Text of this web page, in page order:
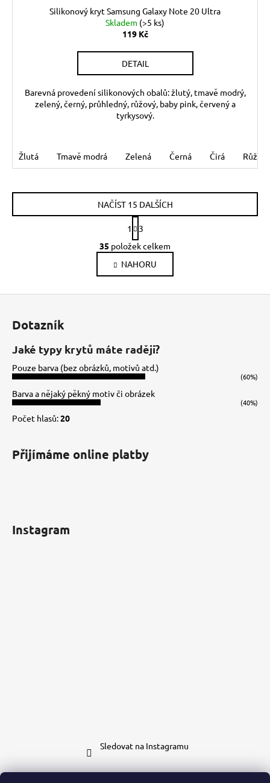
Silikonový kryt Samsung Galaxy Note 20 Ultra
Skladem (>5 ks)
119 Kč
DETAIL
Barevná provedení silikonových obalů: žlutý, tmavě modrý,
zelený, černý, průhledný, růžový, baby pink, červený a
tyrkysový.
Žlutá Tmavě modrá Zelená Černá Čirá Růžová
O
v
l
á
d
p
v
y
i
NAČÍST 15 DALŠÍCH
S
t
r
á
n
k
1
3
35 položek celkem
NAHORU
Dotazník
Jaké typy krytů máte raději?
Pouze barva (bez obrázků, motivů atd.)
(60%)
Barva a nějaký pěkný motiv či obrázek
(40%)
Počet hlasů:20
Přijímáme online platby
Instagram
Sledovat na Instagramu